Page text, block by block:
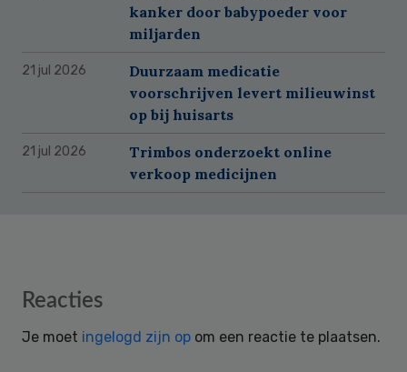
kanker door babypoeder voor
miljarden
21 jul 2026
Duurzaam medicatie
voorschrijven levert milieuwinst
op bij huisarts
21 jul 2026
Trimbos onderzoekt online
verkoop medicijnen
Reader
Reacties
Je moet ingelogd zijn op om een reactie te plaatsen.